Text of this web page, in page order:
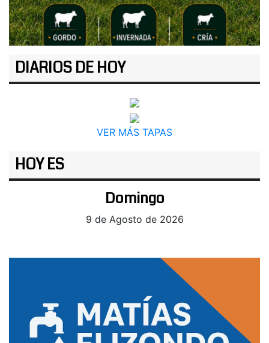
DIARIOS DE HOY
VER MÁS TAPAS
HOY ES
Domingo
9 de Agosto de 2026